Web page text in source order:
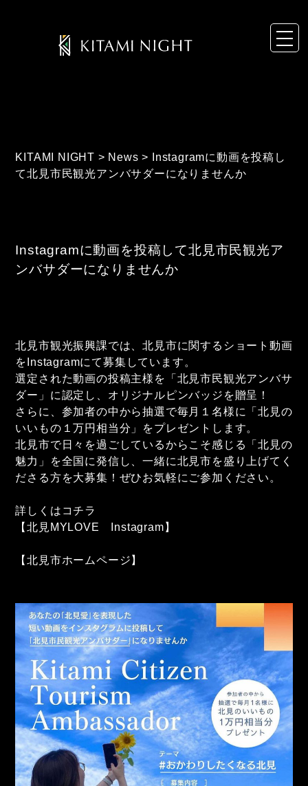
KITAMI NIGHT > News >
Instagramに動画を投稿し
て北見市民観光アンバサダーになりませんか
Instagramに動画を投稿して北見市民観光ア
ンバサダーになりませんか
北見市観光振興課では、北見市に関するショート動画
をInstagramにて募集しています。
選定された動画の投稿主様を「北見市民観光アンバサ
ダー」に認定し、オリジナルピンバッジを贈呈！
さらに、参加者の中から抽選で毎月１名様に「北見の
いいもの１万円相当分」をプレゼントします。
北見市で日々を過ごしているからこそ感じる「北見の
魅力」を全国に発信し、一緒に北見市を盛り上げてく
ださる方を大募集！ぜひお気軽にご参加ください。
詳しくはコチラ
【北見MYLOVE Instagram】
【北見市ホームページ】